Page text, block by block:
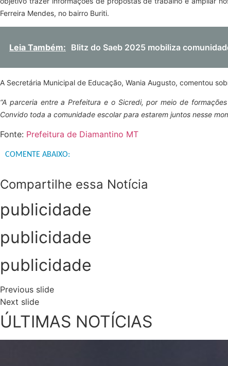
Ferreira Mendes, no bairro Buriti.
Leia Também: Blitz do Saeb 2025 mobiliza
A Secretária Municipal de Educação, Wania Augusto, comentou
“A parceria entre a Prefeitura e o Sicredi, por meio de
Convido toda a comunidade escolar para estarem juntos nesse
Fonte: Prefeitura de Diamantino MT
COMENTE ABAIXO:
Compartilhe essa Notícia
publicidade
publicidade
publicidade
Previous slide
Next slide
ÚLTIMAS NOTÍCIAS